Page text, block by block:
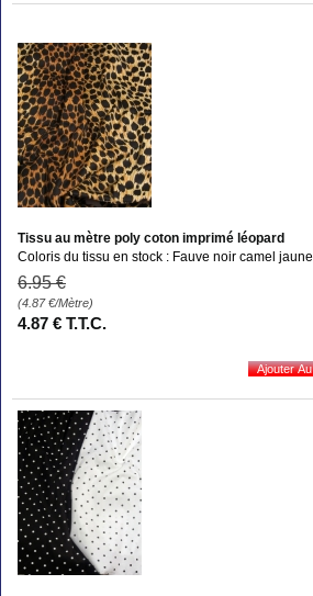
Tissu au mètre poly coton imprimé léopard
Coloris du tissu en stock : Fauve noir camel jaune
6.95 €
(4.87€/Mètre)
4.87 € T.T.C.